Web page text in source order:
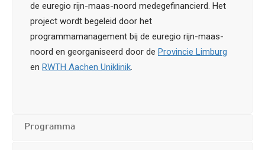
de euregio rijn-maas-noord medegefinancierd. Het
project wordt begeleid door het
programmamanagement bij de euregio rijn-maas-
noord en georganiseerd door de Provincie Limburg
en RWTH Aachen Uniklinik.
Programma